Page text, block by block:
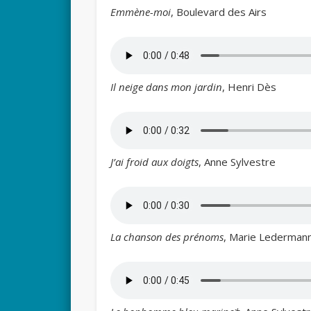
Emmène-moi, Boulevard des Airs
Il neige dans mon jardin, Henri Dès
J’ai froid aux doigts, Anne Sylvestre
La chanson des prénoms, Marie